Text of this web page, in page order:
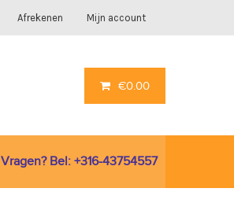
Afrekenen Mijn account
€0.00
Vragen? Bel: +316-43754557